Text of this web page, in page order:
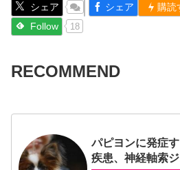
シェア シェア 購読
Follow 18
RECOMMEND
パピヨンに発症
疾患、神経軸索